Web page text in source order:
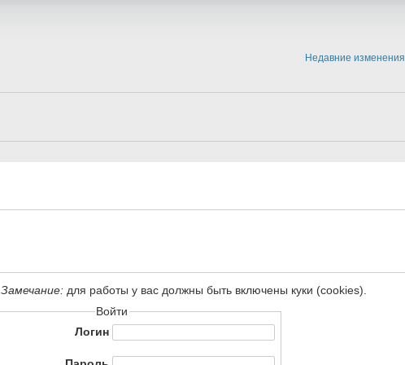
Недавние изменения
Замечание:для работы у вас должны быть включены куки (cookies).
Войти
Логин